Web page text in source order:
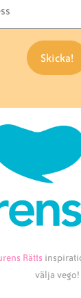
Rätts
välja vego!